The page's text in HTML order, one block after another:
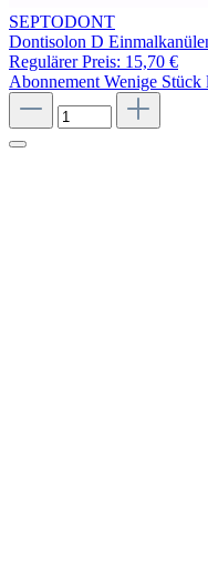
SEPTODONT
Dontisolon D
Regulärer Preis: 15,70 €
Abonnement Wenige Stück